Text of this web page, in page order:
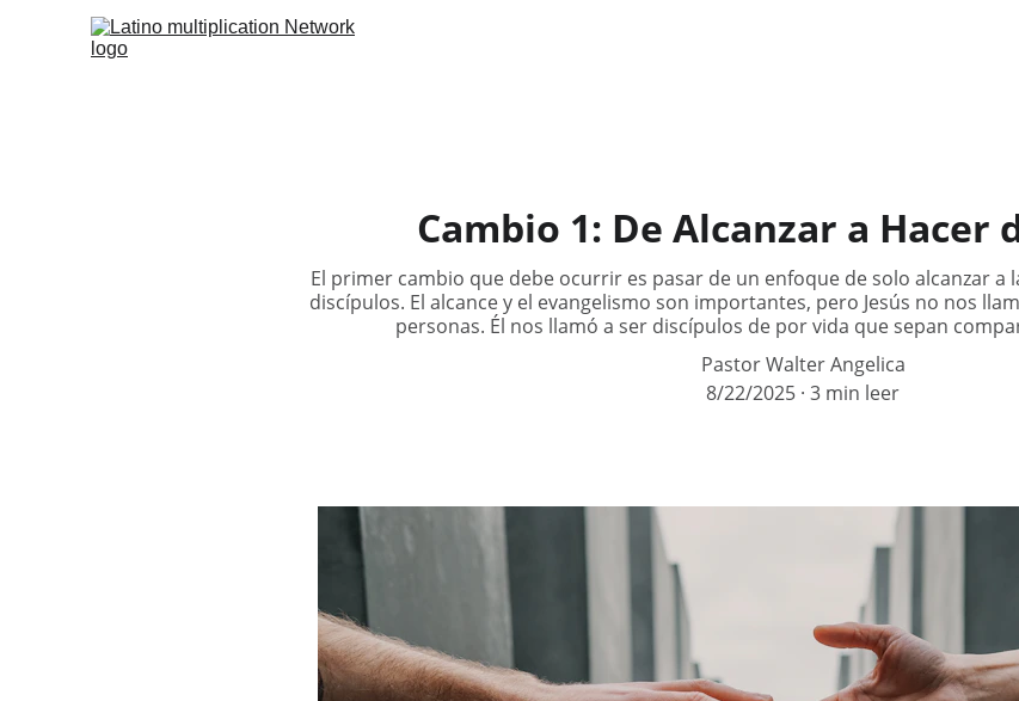
Cambio 1: De Alcanzar a Hacer
El primer cambio que debe ocurrir es pasar de un enfoque de solo alcanzar a
discípulos. El alcance y el evangelismo son importantes, pero Jesús no nos
personas. Él nos llamó a ser discípulos de por vida que sepan
Pastor Walter Angelica
8/22/2025 3 min leer